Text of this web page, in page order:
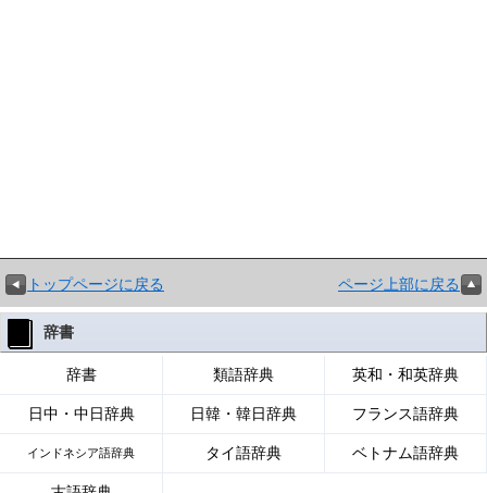
トップページに戻る ページ上部に戻る
辞書
辞書 類語辞典 英和・和英辞典
日中・中日辞典 日韓・韓日辞典 フランス語辞典
インドネシア語辞典 タイ語辞典 ベトナム語辞典